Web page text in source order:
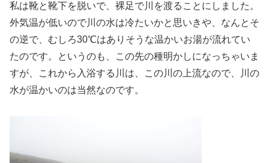
私は靴と靴下を脱いで、裸足で川を渡ることにしました。
外気温が低いので川の水は冷たいかと思いきや、なんとそ
の逆で、むしろ30℃はありそうな温かいお湯が流れてい
たのです。というのも、この先の種明かしになっちゃいま
すが、これから入浴する川は、この川の上流なので、川の
水が温かいのは当然なのです。